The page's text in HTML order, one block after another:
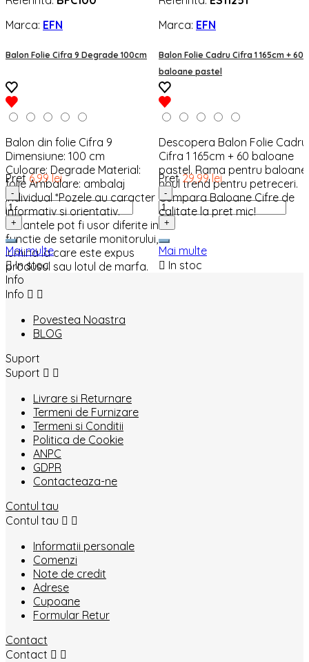
Marca: EFN
Balon Folie Cifra 9 Degrade 100cm
Balon din folie Cifra 9
Dimensiune: 100 cm
Culoare: Degrade Material:
folie Ambalare: ambalaj
individual *Pozele au caracter
informativ si orientativ.
*Nuantele pot fi usor diferite in
functie de setarile monitorului,
lumina la care este expus
produsul sau lotul de marfa.
Pret 6,99 lei
-
+
Mai multe
In stoc
Marca: EFN
Balon Folie Cadru Cifra 1 165cm + 60
baloane pastel
Descopera Balon Folie Cadru
Cifra 1 165cm + 60 baloane
pastel. Rama pentru baloane,
noul trend pentru petreceri.
Cumpara Baloane Cifre de
calitate la pret mic!
Pret 29,99 lei
-
+
Mai multe
 In stoc
Info
Info  
Povestea Noastra
BLOG
Suport
Suport  
Livrare si Returnare
Termeni de Furnizare
Termeni si Conditii
Politica de Cookie
ANPC
GDPR
Contacteaza-ne
Contul tau
Contul tau  
Informatii personale
Comenzi
Note de credit
Adrese
Cupoane
Formular Retur
Contact
Contact  